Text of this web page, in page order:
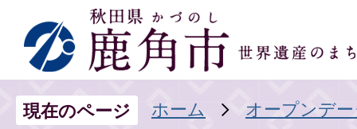
現在のページ ホーム オープンデ